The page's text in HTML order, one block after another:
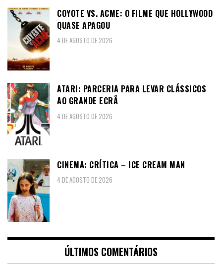
COYOTE VS. ACME: O FILME QUE HOLLYWOOD
QUASE APAGOU
4 DE AGOSTO DE 2026
ATARI: PARCERIA PARA LEVAR CLÁSSICOS
AO GRANDE ECRÃ
4 DE AGOSTO DE 2026
CINEMA: CRÍTICA – ICE CREAM MAN
4 DE AGOSTO DE 2026
ÚLTIMOS COMENTÁRIOS